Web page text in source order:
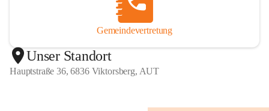
Gemeindevertretung
Unser Standort
Hauptstraße 36, 6836 Viktorsberg, AUT